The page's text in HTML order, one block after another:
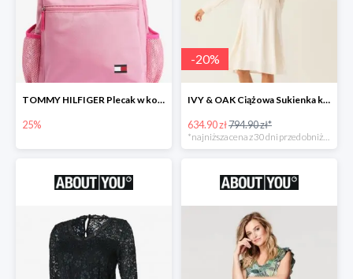
TOMMY HILFIGER Plecak w kolorze różowym -25%
25%
-20%
IVY & OAK Ciążowa Sukienka koszulowa -20%
634.90 zł794.90 zł*
*najniższa cena z 30 dni przed obniżką